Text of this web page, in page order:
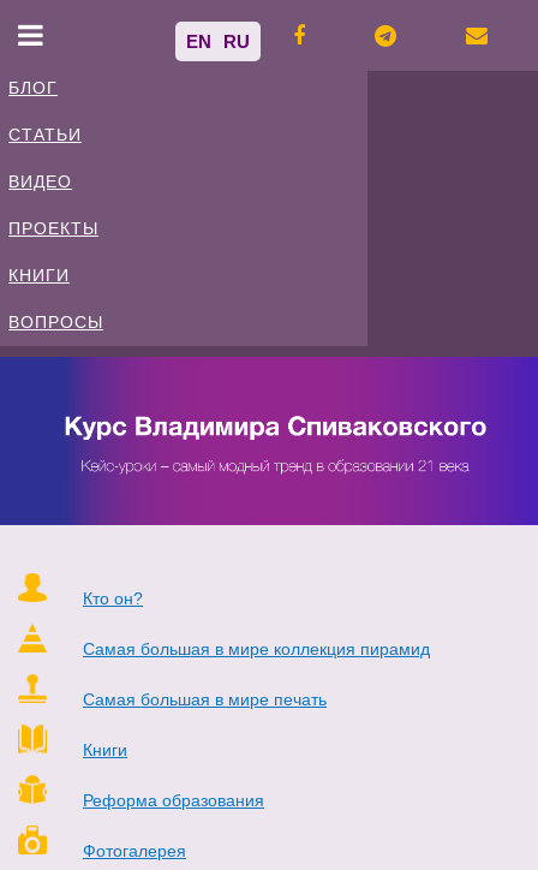
БЛОГ
СТАТЬИ
ВИДЕО
ПРОЕКТЫ
КНИГИ
ВОПРОСЫ
EN RU
Спиваковский
Блог
Кто он?
Самая большая в мире коллекция пирамид
Самая большая в мире печать
Книги
Реформа образования
Фотогалерея